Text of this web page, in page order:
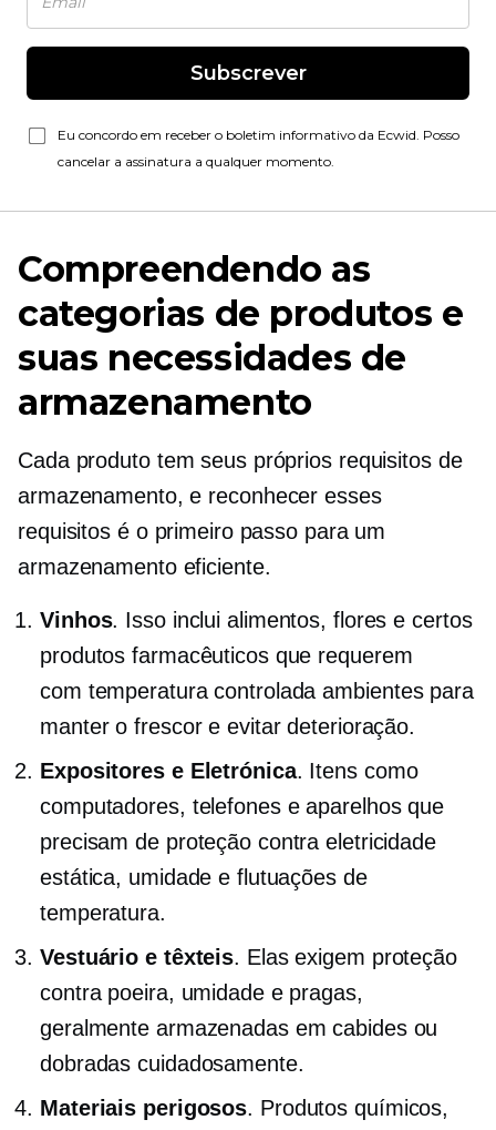
Subscrever
Eu concordo em receber o boletim informativo da Ecwid. Posso
cancelar a assinatura a qualquer momento.
Compreendendo as
categorias de produtos e
suas necessidades de
armazenamento
Cada produto tem seus próprios requisitos de
armazenamento, e reconhecer esses
requisitos é o primeiro passo para um
armazenamento eficiente.
Vinhos. Isso inclui alimentos, flores e certos
produtos farmacêuticos que requerem
com temperatura controlada ambientes para
manter o frescor e evitar deterioração.
Expositores e Eletrónica. Itens como
computadores, telefones e aparelhos que
precisam de proteção contra eletricidade
estática, umidade e flutuações de
temperatura.
Vestuário e têxteis. Elas exigem proteção
contra poeira, umidade e pragas,
geralmente armazenadas em cabides ou
dobradas cuidadosamente.
Materiais perigosos. Produtos químicos,